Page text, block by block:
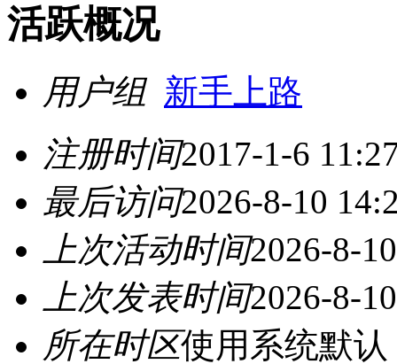
活跃概况
用户组 新手上路
注册时间2017-1-6
最后访问2026-8-10
上次活动时间2026-8-
上次发表时间2026-8-
所在时区使用系统默认